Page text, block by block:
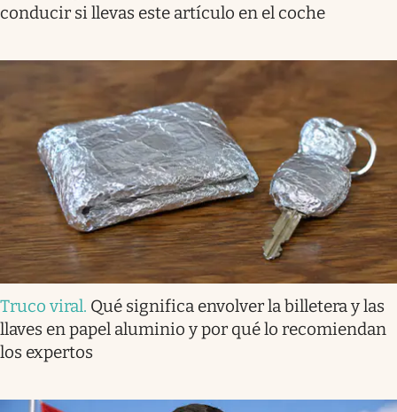
conducir si llevas este artículo en el coche
Truco viral. Qué significa envolver la billetera y las
llaves en papel aluminio y por qué lo recomiendan
los expertos